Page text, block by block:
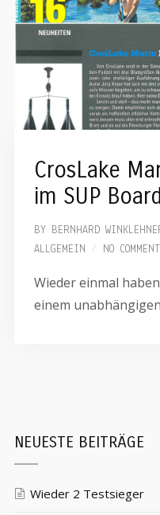
CrosLake
im SUP
BY BERNHARD
ALLGEMEIN
NO
Wieder einmal
einem
NEUESTE BEITRÄGE
Wieder 2 Testsieger